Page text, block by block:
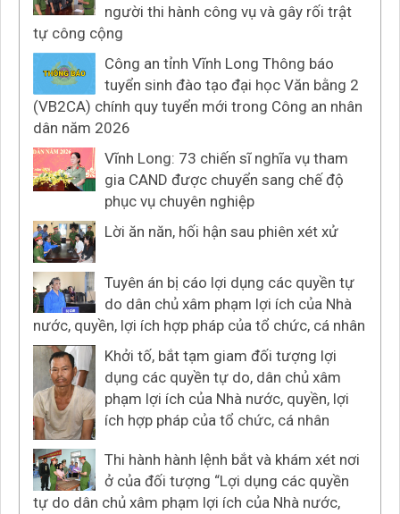
người thi hành công vụ và gây rối trật
tự công cộng
Công an tỉnh Vĩnh Long Thông báo
tuyển sinh đào tạo đại học Văn bằng 2
(VB2CA) chính quy tuyển mới trong Công an nhân
dân năm 2026
Vĩnh Long: 73 chiến sĩ nghĩa vụ tham
gia CAND được chuyển sang chế độ
phục vụ chuyên nghiệp
Lời ăn năn, hối hận sau phiên xét xử
Tuyên án bị cáo lợi dụng các quyền tự
do dân chủ xâm phạm lợi ích của Nhà
nước, quyền, lợi ích hợp pháp của tổ chức, cá nhân
Khởi tố, bắt tạm giam đối tượng lợi
dụng các quyền tự do, dân chủ xâm
phạm lợi ích của Nhà nước, quyền, lợi
ích hợp pháp của tổ chức, cá nhân
Thi hành hành lệnh bắt và khám xét nơi
ở của đối tượng “Lợi dụng các quyền
tự do dân chủ xâm phạm lợi ích của Nhà nước,